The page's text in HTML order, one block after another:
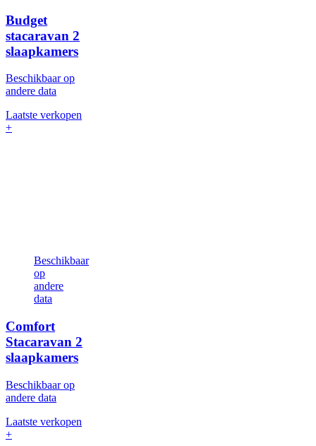
Budget
stacaravan 2
slaapkamers
Beschikbaar op
andere data
Laatste verkopen
+
Beschikbaar
op
andere
data
Comfort
Stacaravan 2
slaapkamers
Beschikbaar op
andere data
Laatste verkopen
+